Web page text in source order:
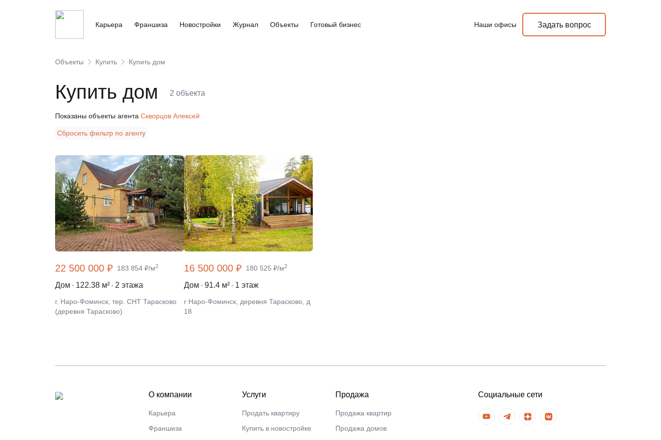
Карьера Франшиза Новостройки Журнал Объекты Готовый бизнес Наши офисы Задать вопрос
Объекты Купить Купить дом
Купить дом 2 объекта
Показаны объекты агента Скворцов Алексей
Сбросить фильтр по агенту
22 500 000 ₽ 183 854 ₽/м2
Дом 122.38 м² 2 этажа
г. Наро-Фоминск, тер. СНТ Тарасково
(деревня Тарасково)
16 500 000 ₽ 180 525 ₽/м2
Дом 91.4 м² 1 этаж
г Наро-Фоминск, деревня Тарасково, д
18
О компании
Карьера
Франшиза
Услуги
Продать квартиру
Купить в новостройке
Продажа
Продажа квартир
Продажа домов
Социальные сети